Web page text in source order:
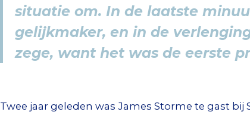
situatie om. In de laatste
gelijkmaker, en in de
zege, want het was de eerste
Twee jaar geleden was James Storme te gast bij